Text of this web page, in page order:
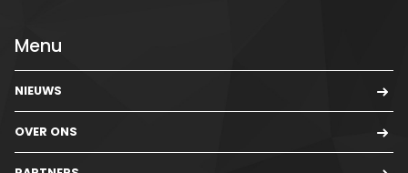
Menu
NIEUWS
OVER ONS